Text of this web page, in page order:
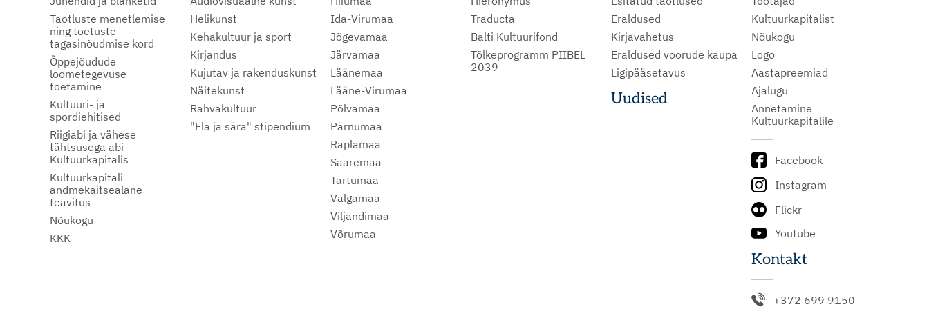
Taotluste menetlemise
ning toetuste
tagasinõudmise kord
Õppejõudude
loometegevuse
toetamine
Kultuuri- ja
spordiehitised
Riigiabi ja vähese
tähtsusega abi
Kultuurkapitalis
Kultuurkapitali
andmekaitsealane
teavitus
Nõukogu
KKK
Helikunst
Kehakultuur ja sport
Kirjandus
Kujutav ja rakenduskunst
Näitekunst
Rahvakultuur
"Ela ja sära" stipendium
Ida-Virumaa
Jõgevamaa
Järvamaa
Läänemaa
Lääne-Virumaa
Põlvamaa
Pärnumaa
Raplamaa
Saaremaa
Tartumaa
Valgamaa
Viljandimaa
Võrumaa
Traducta
Balti Kultuurifond
Tõlkeprogramm PIIBEL
2039
Eraldused
Kirjavahetus
Eraldused voorude kaupa
Ligipääsetavus
Uudised
Kultuurkapitalist
Nõukogu
Logo
Aastapreemiad
Ajalugu
Annetamine
Kultuurkapitalile
Facebook
Instagram
Flickr
Youtube
Kontakt
+372 699 9150